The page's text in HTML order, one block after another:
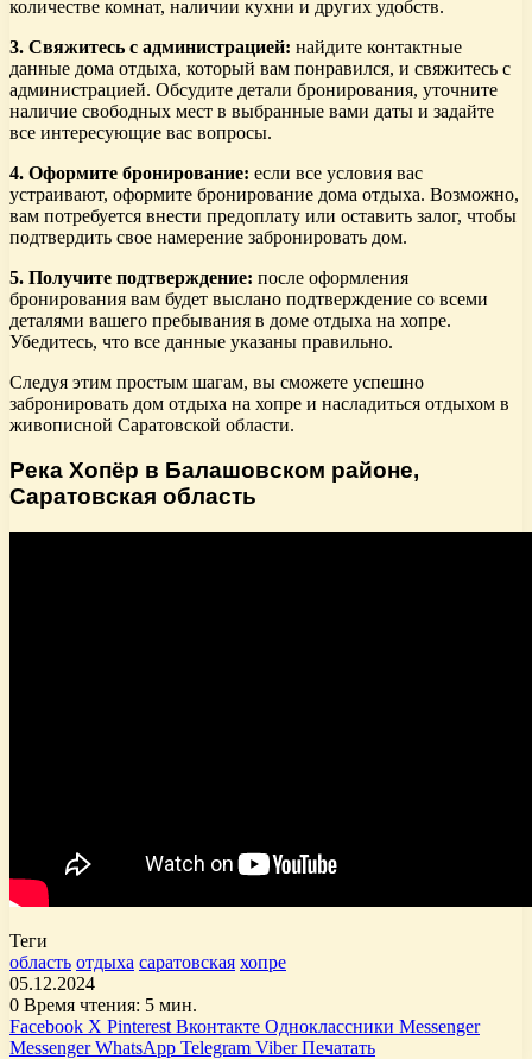
количестве комнат, наличии кухни и других удобств.
3. Свяжитесь с администрацией: найдите контактные
данные дома отдыха, который вам понравился, и свяжитесь с
администрацией. Обсудите детали бронирования, уточните
наличие свободных мест в выбранные вами даты и задайте
все интересующие вас вопросы.
4. Оформите бронирование: если все условия вас
устраивают, оформите бронирование дома отдыха. Возможно,
вам потребуется внести предоплату или оставить залог, чтобы
подтвердить свое намерение забронировать дом.
5. Получите подтверждение: после оформления
бронирования вам будет выслано подтверждение со всеми
деталями вашего пребывания в доме отдыха на хопре.
Убедитесь, что все данные указаны правильно.
Следуя этим простым шагам, вы сможете успешно
забронировать дом отдыха на хопре и насладиться отдыхом в
живописной Саратовской области.
Река Хопёр в Балашовском районе,
Саратовская область
Теги
область отдыха саратовская хопре
05.12.2024
0 Время чтения: 5 мин.
Facebook X Pinterest Вконтакте Одноклассники Messenger
Messenger WhatsApp Telegram Viber Печатать